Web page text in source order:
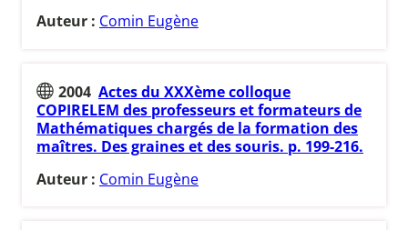
Auteur : Comin Eugène
2004 Actes du XXXème colloque
COPIRELEM des professeurs et formateurs de
Mathématiques chargés de la formation des
maîtres. Des graines et des souris. p. 199-216.
Auteur : Comin Eugène